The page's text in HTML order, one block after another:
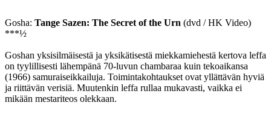
Gosha: Tange Sazen: The Secret of the Urn (dvd / HK Video)
***½
Goshan yksisilmäisestä ja yksikätisestä miekkamiehestä kertova leffa
on tyylillisesti lähempänä 70-luvun chambaraa kuin tekoaikansa
(1966) samuraiseikkailuja. Toimintakohtaukset ovat yllättävän hyviä
ja riittävän verisiä. Muutenkin leffa rullaa mukavasti, vaikka ei
mikään mestariteos olekkaan.